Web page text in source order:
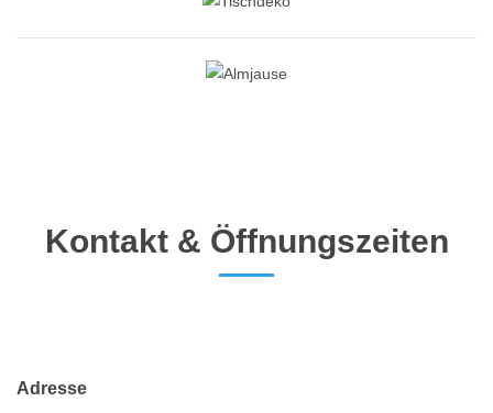
Kontakt & Öffnungszeiten
Adresse